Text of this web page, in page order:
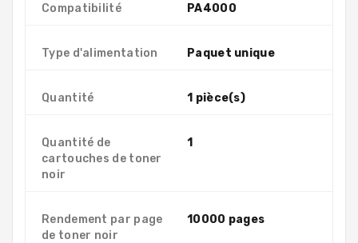
Compatibilité PA4000
Type d'alimentation Paquet unique
Quantité 1 pièce(s)
Quantité de
cartouches de toner
noir
1
Rendement par page
de toner noir
10000 pages